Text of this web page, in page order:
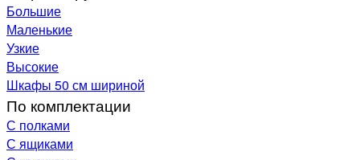
Большие
Маленькие
Узкие
Высокие
Шкафы 50 см шириной
По комплектации
С полками
С ящиками